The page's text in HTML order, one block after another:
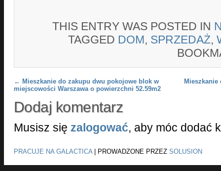
THIS ENTRY WAS POSTED IN
TAGGED DOM, SPRZEDAŻ,
Post navigation
← Mieszkanie do zakupu dwu pokojowe blok w
miejscowości Warszawa o powierzchni 52.59m2
Dodaj komentarz
Musisz się zalogować, aby móc dodać
PRACUJE NA GALACTICA| PROWADZONE PRZEZ SOLUSION